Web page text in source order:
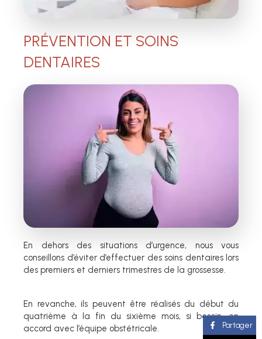
PRÉVENTION ET SOINS
DENTAIRES
En dehors des situations d’urgence, nous vous
conseillons d’éviter d’effectuer des soins dentaires lors
des premiers et derniers trimestres de la grossesse.
En revanche, ils peuvent être réalisés du début du
quatrième à la fin du sixième mois, si besoin, en
accord avec l’équipe obstétricale.
Partager